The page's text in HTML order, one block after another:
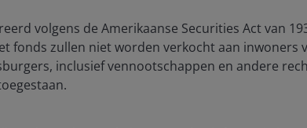
make progress where feasible and wanted to
volgens de Amerikaanse Securities Act van
fonds zullen niet worden verkocht aan inwoners
inclusief vennootschappen en andere